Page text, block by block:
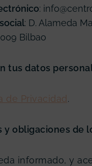
:
: D. Alameda
Bilbao
tus datos
de Privacidad .
y obligaciones de
informado, y